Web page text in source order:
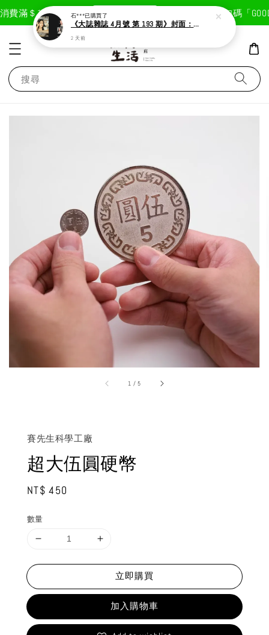
費滿＄1800免運費 現在去購物！ 首次註冊輸入折扣碼「
搜尋
1 /5
賽先生科學工廠
超大伍圓硬幣
Regular
NT$ 450
數量
立即購買
加入購物車
石***已購買了
《大誌雜誌 4月號 第 193 期》封面：Solar 頌樂
2 天前